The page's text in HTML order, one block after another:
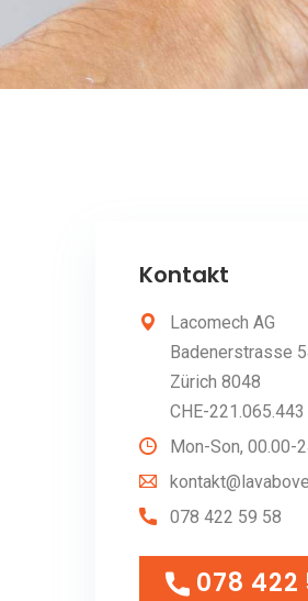
Kontakt
Lacomech AG
Badenerstrasse
Zürich 8048
CHE-221.065.443
Mon-Son, 00.00-
078 422 59 58
078 422
078 422